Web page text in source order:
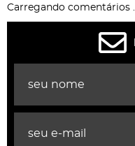
Carregando comentários ...